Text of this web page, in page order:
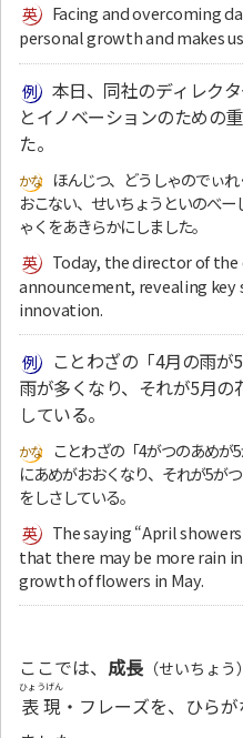
Facing and overcoming
personal growth and makes
本日、同社のディレク
とイノベーションのための
た。
ほんじつ、どうしゃのでぃ
おこない、せいちょうといのべ
ゃくをあきらかにしました。
Today, the director of
announcement, revealing
innovation.
ことわざの「4月の雨
雨が多くなり、それが5月の
している。
ことわざの「4がつのあめが
にあめがおおくなり、それが5が
をしさしている。
The saying “April
that there may be more rain
growth of flowers in May.
ここでは、 成長 （せいちょう）
表現
ひょうげん
・フレーズを、ひら